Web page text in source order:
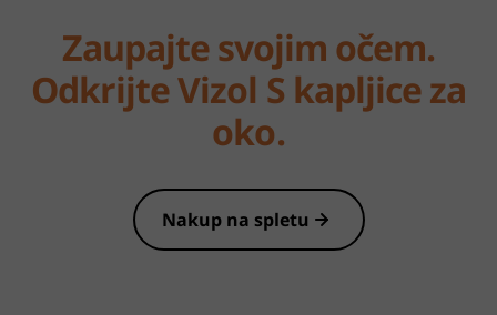
Zaupajte svojim očem.
Odkrijte Vizol S kapljice za
oko.
Nakup na spletu